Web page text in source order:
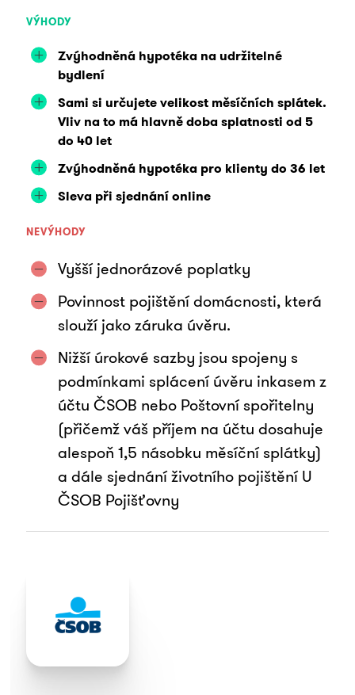
VÝHODY
Zvýhodněná hypotéka na udržitelné
bydlení
Sami si určujete velikost měsíčních splátek.
Vliv na to má hlavně doba splatnosti od 5
do 40 let
Zvýhodněná hypotéka pro klienty do 36 let
Sleva při sjednání online
NEVÝHODY
Vyšší jednorázové poplatky
Povinnost pojištění domácnosti, která
slouží jako záruka úvěru.
Nižší úrokové sazby jsou spojeny s
podmínkami splácení úvěru inkasem z
účtu ČSOB nebo Poštovní spořitelny
(přičemž váš příjem na účtu dosahuje
alespoň 1,5 násobku měsíční splátky)
a dále sjednání životního pojištění U
ČSOB Pojišťovny